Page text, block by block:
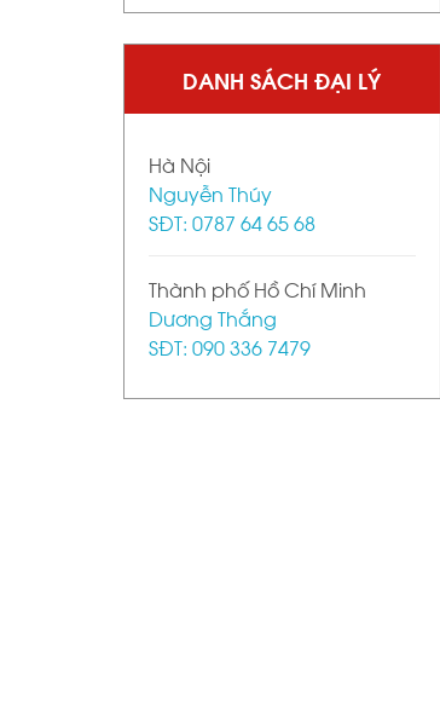
DANH SÁCH ĐẠI LÝ
Hà Nội
Nguyễn Thúy
SĐT: 0787 64 65 68
Thành phố Hồ Chí Minh
Dương Thắng
SĐT: 090 336 7479
Value Management) là gì? Cách tính
Value Management) là gì? Hướng dẫn dễ